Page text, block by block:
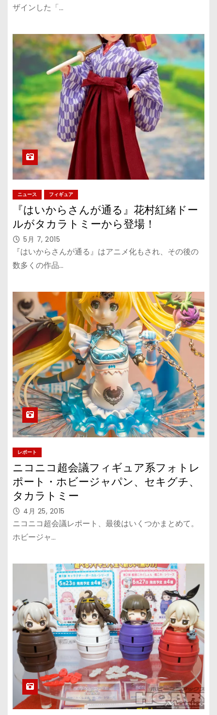
ザインした「…
ニュース フィギュア
『はいからさんが通る』花村紅緒ドー
ルがタカラトミーから登場！
5月 7, 2015
『はいからさんが通る』はアニメ化もされ、その後の
数多くの作品…
レポート
ニコニコ超会議フィギュア系フォトレ
ポート・ホビージャパン、セキグチ、
タカラトミー
4月 25, 2015
ニコニコ超会議レポート、最後はいくつかまとめて。
ホビージャ…